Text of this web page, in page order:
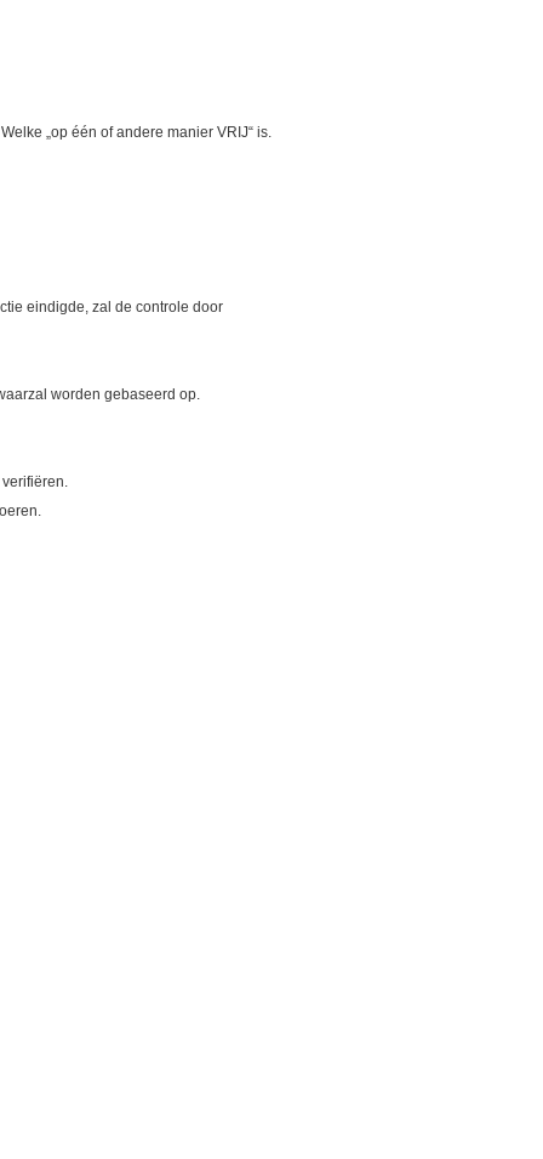
„op één of andere manier VRIJ“ is.
eindigde, zal de controle door
worden gebaseerd op.